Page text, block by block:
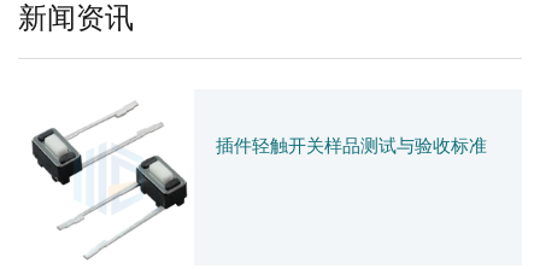
新闻资讯
插件轻触开关样品测试与验收标准